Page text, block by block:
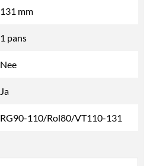
131 mm
1 pans
Nee
Ja
RG90-110/Rol80/VT110-131